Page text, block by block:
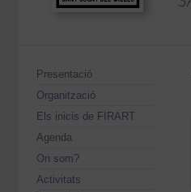
Presentació
Organització
Els inicis de FIRART
Agenda
On som?
Activitats